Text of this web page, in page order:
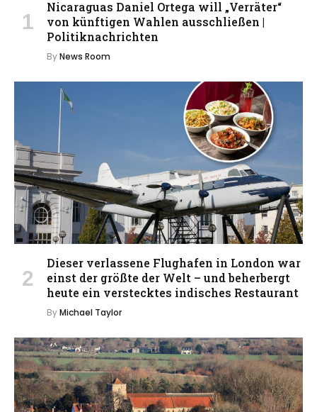
Nicaraguas Daniel Ortega will „Verräter“
von künftigen Wahlen ausschließen |
Politiknachrichten
ByNews Room
Dieser verlassene Flughafen in London war
einst der größte der Welt – und beherbergt
heute ein verstecktes indisches Restaurant
ByMichael Taylor